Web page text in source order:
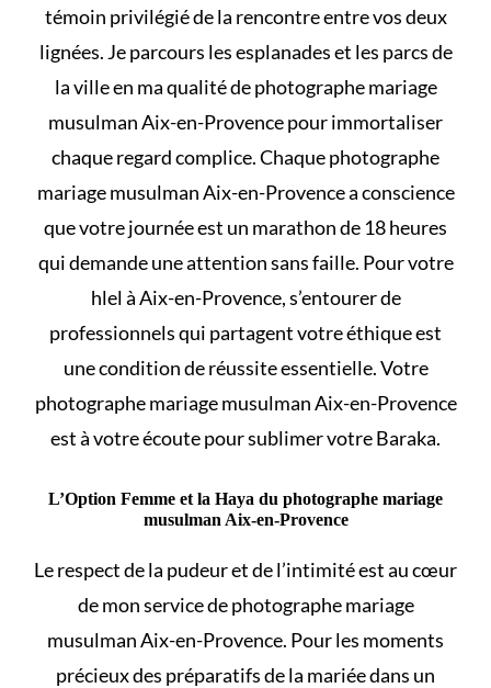
témoin privilégié de la rencontre entre vos deux
lignées. Je parcours les esplanades et les parcs de
la ville en ma qualité de photographe mariage
musulman Aix-en-Provence pour immortaliser
chaque regard complice. Chaque photographe
mariage musulman Aix-en-Provence a conscience
que votre journée est un marathon de 18 heures
qui demande une attention sans faille. Pour votre
hlelà Aix-en-Provence, s’entourer de
professionnels qui partagent votre éthique est
une condition de réussite essentielle. Votre
photographe mariage musulman Aix-en-Provence
est à votre écoute pour sublimer votre Baraka.
L’Option Femme et la Haya du photographe mariage
musulman Aix-en-Provence
Le respect de la pudeur et de l’intimité est au cœur
de mon service de photographe mariage
musulman Aix-en-Provence. Pour les moments
précieux des préparatifs de la mariée dans un